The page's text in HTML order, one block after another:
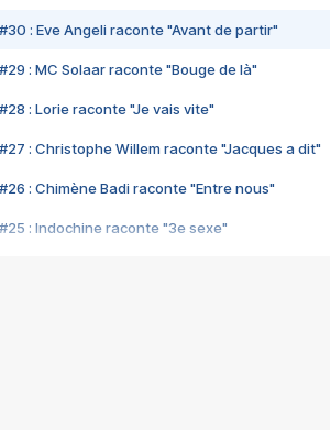
#30 : Eve Angeli raconte "Avant de partir"
#29 : MC Solaar raconte "Bouge de là"
#28 : Lorie raconte "Je vais vite"
#27 : Christophe Willem raconte "Jacques a dit"
#26 : Chimène Badi raconte "Entre nous"
#25 : Indochine raconte "3e sexe"